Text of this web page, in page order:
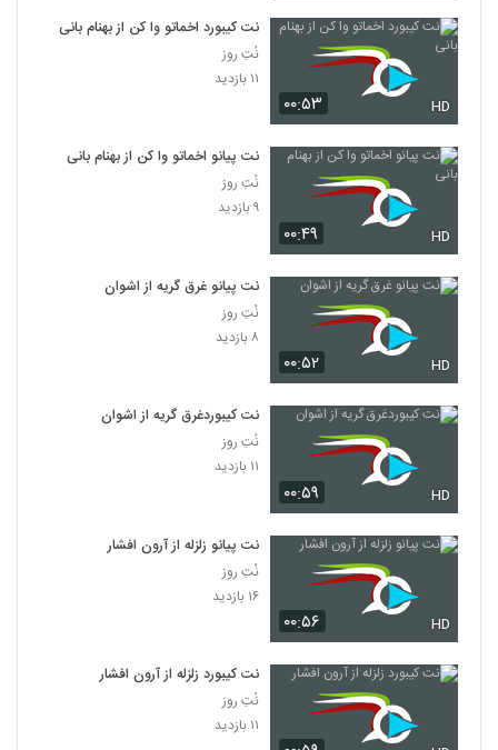
۰۰:۵۳ HD
نت کیبورد اخماتو وا کن از بهنام بانی
نُتِ روز
۱۱ بازدید
۰۰:۴۹ HD
نت پیانو اخماتو وا کن از بهنام بانی
نُتِ روز
۹ بازدید
۰۰:۵۲ HD
نت پیانو غرق گریه از اشوان
نُتِ روز
۸ بازدید
۰۰:۵۹ HD
نت کیبوردغرق گریه از اشوان
نُتِ روز
۱۱ بازدید
۰۰:۵۶ HD
نت پیانو زلزله از آرون افشار
نُتِ روز
۱۶ بازدید
نت کیبورد زلزله از آرون افشار
نُتِ روز
۱۱ بازدید